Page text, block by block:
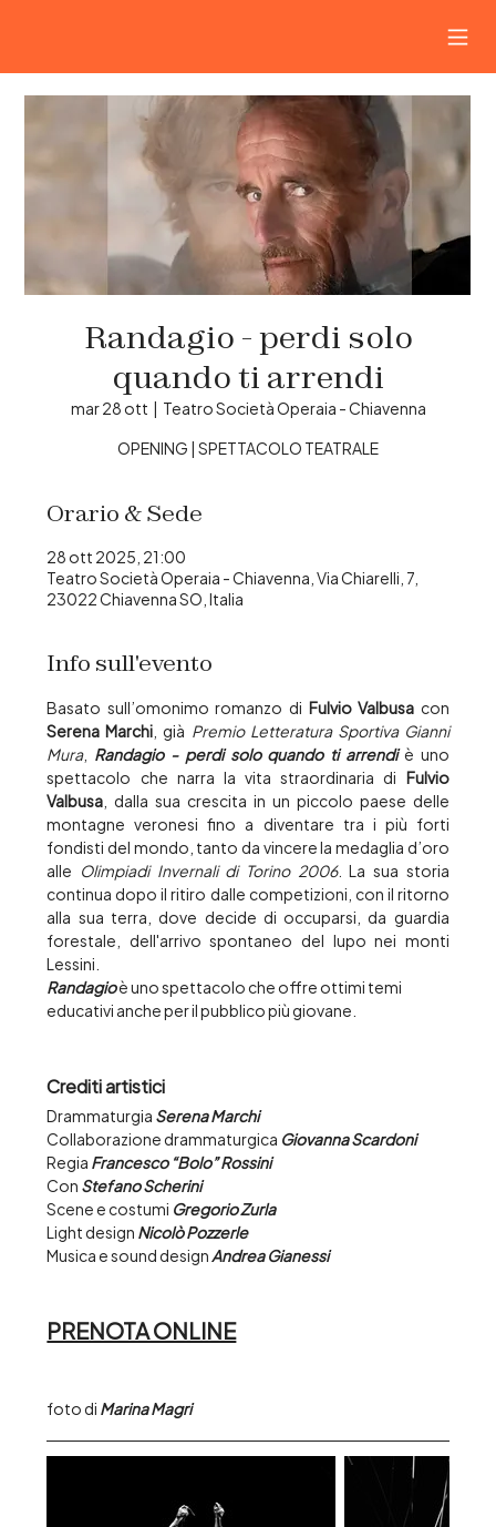
Randagio - perdi solo
quando ti arrendi
mar 28 ott
  |
Teatro Società Operaia - Chiavenna
OPENING | SPETTACOLO TEATRALE
Orario & Sede
28 ott 2025, 21:00
Teatro Società Operaia - Chiavenna, Via Chiarelli, 7,
23022 Chiavenna SO, Italia
Info sull'evento
Basato sull’omonimo romanzo di Fulvio Valbusa
Serena Marchi, già Premio Letteratura Sportiva Gianni
Mura, Randagio - perdi solo quando ti arrendi è uno
spettacolo che narra la vita straordinaria di Fulvio
Valbusa, dalla sua crescita in un piccolo paese delle
montagne veronesi fino a diventare tra i più forti
fondisti del mondo, tanto da vincere la medaglia d’oro
alle Olimpiadi Invernali di Torino 2006. La sua storia
continua dopo il ritiro dalle competizioni, con il ritorno
alla sua terra, dove decide di occuparsi, da guardia
forestale, dell'arrivo spontaneo del lupo nei monti
Lessini.
Randagio è uno spettacolo che offre ottimi temi
educativi anche per il pubblico più giovane.
Crediti artistici
Drammaturgia Serena Marchi
Collaborazione drammaturgica Giovanna Scardoni
Regia Francesco “Bolo” Rossini
Con Stefano Scherini
Scene e costumi Gregorio Zurla
Light design Nicolò Pozzerle
Musica e sound design Andrea Gianessi
PRENOTA ONLINE
foto di Marina Magri